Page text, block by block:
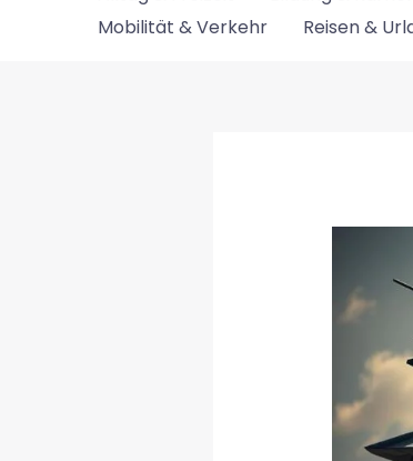
Mobilität & Verkehr
Reisen &